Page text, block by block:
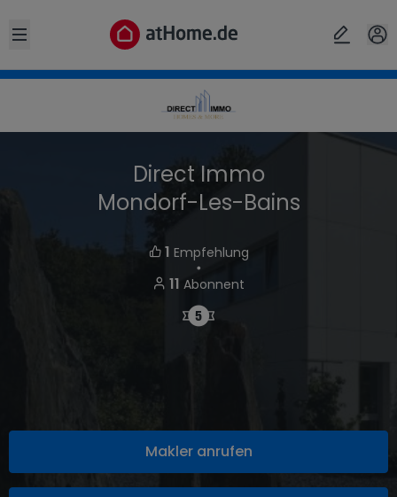
Open sidebar
Direct Immo
Mondorf-Les-Bains
1 Empfehlung
・
11 Abonnent
Makler anrufen